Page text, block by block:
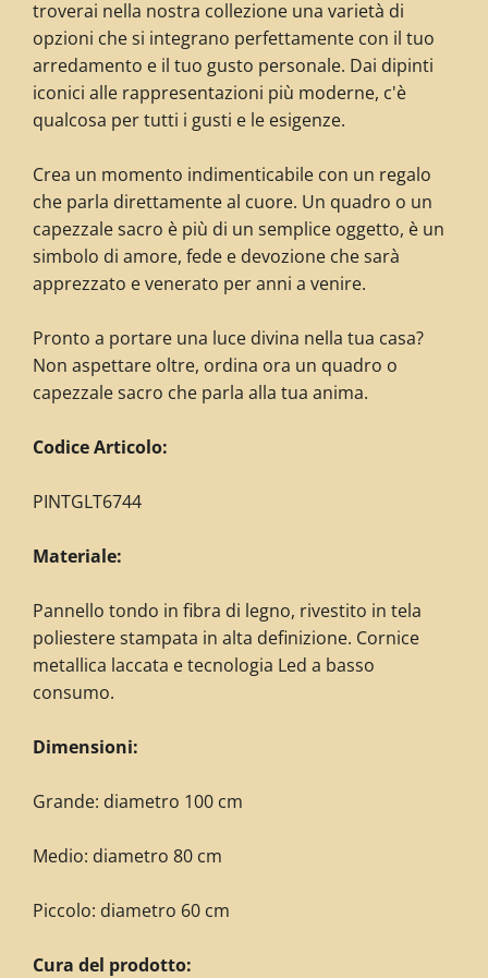
troverai nella nostra collezione una varietà di
opzioni che si integrano perfettamente con il tuo
arredamento e il tuo gusto personale. Dai dipinti
iconici alle rappresentazioni più moderne, c'è
qualcosa per tutti i gusti e le esigenze.
Crea un momento indimenticabile con un regalo
che parla direttamente al cuore. Un quadro o un
capezzale sacro è più di un semplice oggetto, è un
simbolo di amore, fede e devozione che sarà
apprezzato e venerato per anni a venire.
Pronto a portare una luce divina nella tua casa?
Non aspettare oltre, ordina ora un quadro o
capezzale sacro che parla alla tua anima.
Codice Articolo:
PINTGLT6744
Materiale:
Pannello tondo in fibra di legno, rivestito in tela
poliestere stampata in alta definizione. Cornice
metallica laccata e tecnologia Led a basso
consumo.
Dimensioni:
Grande: diametro 100 cm
Medio: diametro 80 cm
Piccolo: diametro 60 cm
Cura del prodotto: